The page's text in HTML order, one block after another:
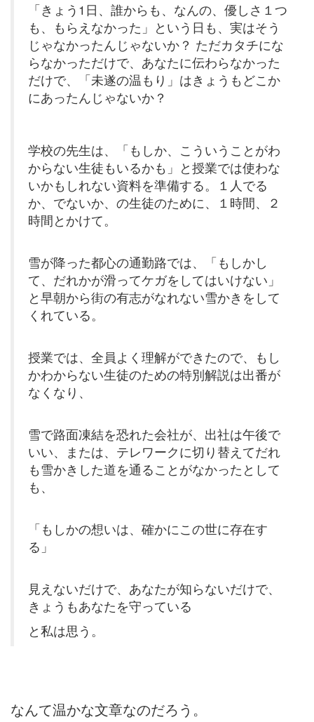
「きょう1日、誰からも、なんの、優しさ１つ
も、もらえなかった」という日も、実はそう
じゃなかったんじゃないか？ ただカタチにな
らなかっただけで、あなたに伝わらなかった
だけで、「未遂の温もり」はきょうもどこか
にあったんじゃないか？
学校の先生は、「もしか、こういうことがわ
からない生徒もいるかも」と授業では使わな
いかもしれない資料を準備する。１人でる
か、でないか、の生徒のために、１時間、２
時間とかけて。
雪が降った都心の通勤路では、「もしかし
て、だれかが滑ってケガをしてはいけない」
と早朝から街の有志がなれない雪かきをして
くれている。
授業では、全員よく理解ができたので、もし
かわからない生徒のための特別解説は出番が
なくなり、
雪で路面凍結を恐れた会社が、出社は午後で
いい、または、テレワークに切り替えてだれ
も雪かきした道を通ることがなかったとして
も、
「もしかの想いは、確かにこの世に存在す
る」
見えないだけで、あなたが知らないだけで、
きょうもあなたを守っている
と私は思う。
なんて温かな文章なのだろう。